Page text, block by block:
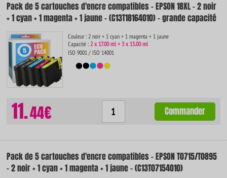
Pack de 5 cartouches d'encre compatibles - EPSON 18XL - 2 noir
+ 1 cyan + 1 magenta + 1 jaune - (C13T18164010) - grande capacité
Couleur : 2 noir + 1 cyan + 1 magenta + 1 jaune
Capacité :2 x 17.00 ml + 3 x 13.00 ml
ISO 9001 / ISO 14001
11.44€ Commander
Pack de 5 cartouches d'encre compatibles - EPSON T0715/T0895
- 2 noir + 1 cyan + 1 magenta + 1 jaune - (C13T07154010)